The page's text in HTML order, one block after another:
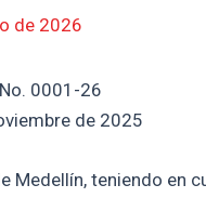
de 2026
No. 0001-26
de 2025
Medellín, teniendo